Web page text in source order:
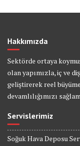
Hakkımızda
Sektörde ortaya
olan yapımızla, iç ve
geliştirerek reel
devamlılığımızı
Servislerimiz
Soğuk Hava Deposu